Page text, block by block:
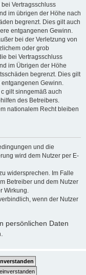
Vertragsschluss
im übrigen der Höhe nach
begrenzt. Dies gilt auch
entgangenen Gewinn.
bei der Verletzung von
oder grob
bei Vertragsschluss
im Übrigen der Höhe
begrenzt. Dies gilt
Gewinn.
gilt sinngemäß auch
des Betreibers.
nationalem Recht bleiben
und die
wird dem Nutzer per E-
widersprechen. Im Falle
Betreiber und dem Nutzer
Wirkung.
wenn der Nutzer
persönlichen Daten